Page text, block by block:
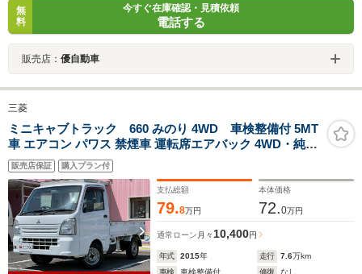
無
料
今すぐ在庫確認・見積依頼
電話する
販売店： 優自動車
三菱
ミニキャブトラック 660 みのり 4WD 車検整備付 5MT
車 エアコン パワス 禁煙車 運転席エアバック 4WD・純正
ラジオ・フロアマット・ドアバイザー・ヘッドライトレ
ベライザー・デフロックスイッチ・スペアキー・取説・
メンテナンスノート
販売店保証 購入プラン付
支払総額
79.8万円
本体価格
72.0万円
通常ローン 月々 10,400円
年式 2015年 走行 7.6万km
車検
車検整備付 修復
なし